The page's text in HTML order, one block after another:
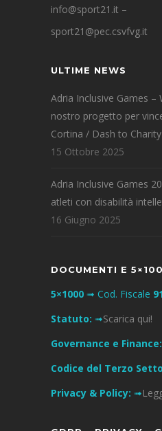
info@sport21.it –
sport21@pec.csvfvg.it
ULTIME NEWS
Adria Inclusive Games –
nostro progetto per
Cortina / Dash to Charity
15 Ottobre 2025
Adria Inclusive Games
atleti con disabilità
16 Giugno 2025
DOCUMENTI E
5×1000 ➟ Cod. Fiscale
Statuto: ➟Scarica qui!
Governance e Finance:
Codice del Terzo
Privacy & Policy: ➟